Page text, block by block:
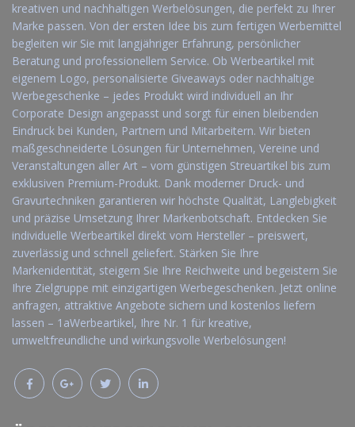
kreativen und nachhaltigen Werbelösungen, die perfekt zu Ihrer
Marke passen. Von der ersten Idee bis zum fertigen Werbemittel
begleiten wir Sie mit langjähriger Erfahrung, persönlicher
Beratung und professionellem Service. Ob Werbeartikel mit
eigenem Logo, personalisierte Giveaways oder nachhaltige
Werbegeschenke – jedes Produkt wird individuell an Ihr
Corporate Design angepasst und sorgt für einen bleibenden
Eindruck bei Kunden, Partnern und Mitarbeitern. Wir bieten
maßgeschneiderte Lösungen für Unternehmen, Vereine und
Veranstaltungen aller Art – vom günstigen Streuartikel bis zum
exklusiven Premium-Produkt. Dank moderner Druck- und
Gravurtechniken garantieren wir höchste Qualität, Langlebigkeit
und präzise Umsetzung Ihrer Markenbotschaft. Entdecken Sie
individuelle Werbeartikel direkt vom Hersteller – preiswert,
zuverlässig und schnell geliefert. Stärken Sie Ihre
Markenidentität, steigern Sie Ihre Reichweite und begeistern Sie
Ihre Zielgruppe mit einzigartigen Werbegeschenken. Jetzt online
anfragen, attraktive Angebote sichern und kostenlos liefern
lassen – 1aWerbeartikel, Ihre Nr. 1 für kreative,
umweltfreundliche und wirkungsvolle Werbelösungen!